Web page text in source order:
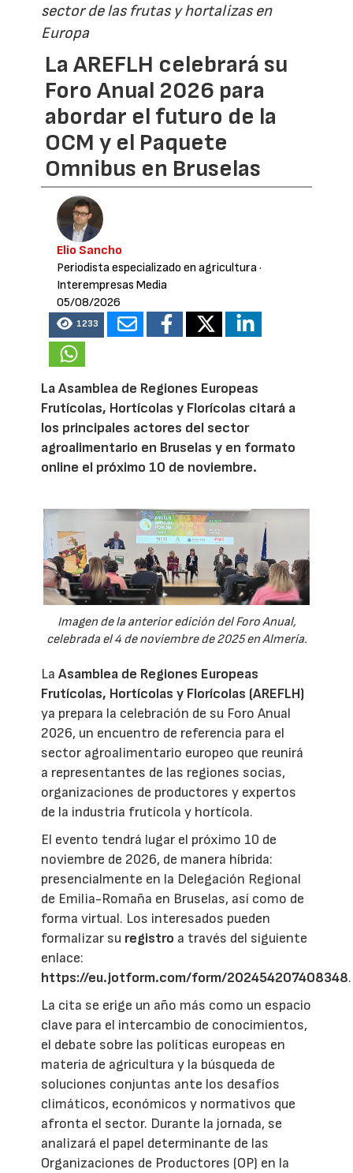
sector de las frutas y hortalizas en
Europa
La AREFLH celebrará su
Foro Anual 2026 para
abordar el futuro de la
OCM y el Paquete
Omnibus en Bruselas
Elio Sancho
Periodista especializado en agricultura·
Interempresas Media
05/08/2026
1233
La Asamblea de Regiones Europeas
Frutícolas, Hortícolas y Florícolas citará a
los principales actores del sector
agroalimentario en Bruselas y en formato
online el próximo 10 de noviembre.
Imagen de la anterior edición del Foro Anual,
celebrada el 4 de noviembre de 2025 en Almería.
LaAsamblea de Regiones Europeas
Frutícolas, Hortícolas y Florícolas (AREFLH)
ya prepara la celebración de su Foro Anual
2026, un encuentro de referencia para el
sector agroalimentario europeo que reunirá
a representantes de las regiones socias,
organizaciones de productores y expertos
de la industria frutícola y hortícola.
El evento tendrá lugar el próximo 10 de
noviembre de 2026, de manera híbrida:
presencialmente en la Delegación Regional
de Emilia-Romaña en Bruselas, así como de
forma virtual. Los interesados pueden
formalizar su registro a través del siguiente
enlace:
https://eu.jotform.com/form/202454207408348.
La cita se erige un año más como un espacio
clave para el intercambio de conocimientos,
el debate sobre las políticas europeas en
materia de agricultura y la búsqueda de
soluciones conjuntas ante los desafíos
climáticos, económicos y normativos que
afronta el sector. Durante la jornada, se
analizará el papel determinante de las
Organizaciones de Productores (OP) en la